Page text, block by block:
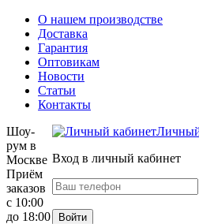
О нашем производстве
Доставка
Гарантия
Оптовикам
Новости
Статьи
Контакты
Вход в личный кабинет
Шоу-
рум в
Москве
Приём
заказов
с 10:00
до 18:00